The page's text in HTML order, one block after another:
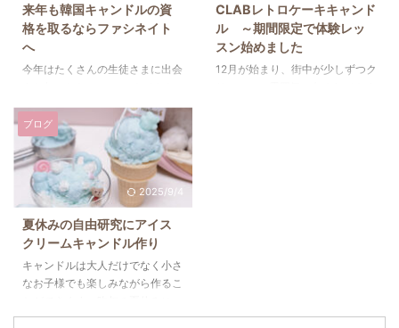
ています。私は全色セットで購入
しましたが、容量が多く4年近く
経った今でもまだ使い切れていま
せん。それほどコスパの良いキャ
ては、染料切れは絶対に避けたい
ところ。 ...
ある年なんだそうですよ～。なん
だか期待しちゃいますよね。とは
いえ、待っているだけではなく、
午（うま）のように行動してまっ
来年も韓国キャンドルの資
格を取るならファシネイト
へ
今年はたくさんの生徒さまに出会
選んでいただき、本当にありがと
うございました！生徒さまならび
に、キャンドル制作でお声がけし
てくださりました企業さまには大
変感謝しております。 2025年を
振り返ってみると、やはり「時間
が経っても固まらないアイスクリ
ームキャンドル」のレッスンが人
気でした。キャンドル作りが初め
てだった方も今ではワークショッ
プで大活躍されていて本当に嬉し
まらないクリームキャンドル」の
CLABレトロケーキキャンド
ル ～期間限定で体験レッ
スン始めました
12月が始まり、街中が少しずつク
いますが、その配合とは違ってこ
ブログ
2025/9/4
夏休みの自由研究にアイス
クリームキャンドル作り
キャンドルは大人だけでなく小さ
なお子様でも楽しみながら作るこ
は、6歳の女の子とお母様が自由